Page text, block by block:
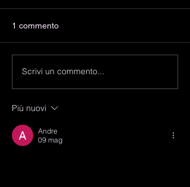
1 commento
Scrivi un commento...
Più nuovi
Andre
09 mag